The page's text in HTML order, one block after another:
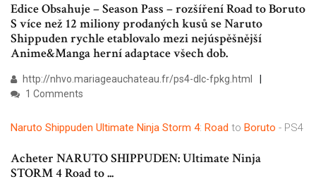
Edice Obsahuje – Season Pass – rozšíření Road to Boruto
S více než 12 miliony prodaných kusů se Naruto
Shippuden rychle etablovalo mezi nejúspěšnější
Anime&Manga herní adaptace všech dob.
http://nhvo.mariageauchateau.fr/ps4-dlc-fpkg.html
1 Comments
Naruto Shippuden Ultimate Ninja Storm 4: Road to Boruto - PS4
Acheter NARUTO SHIPPUDEN: Ultimate Ninja
STORM 4 Road to ...